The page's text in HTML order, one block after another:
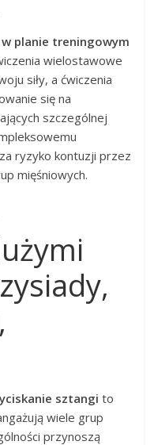
planie treningowym
wielostawowe
siły, a ćwiczenia
się na
szczególnej
ryzyko kontuzji przez
mięśniowych.
sztangi to
wiele grup
przynoszą